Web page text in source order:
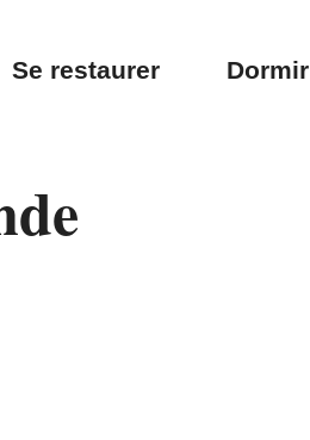
Se restaurer Dormir